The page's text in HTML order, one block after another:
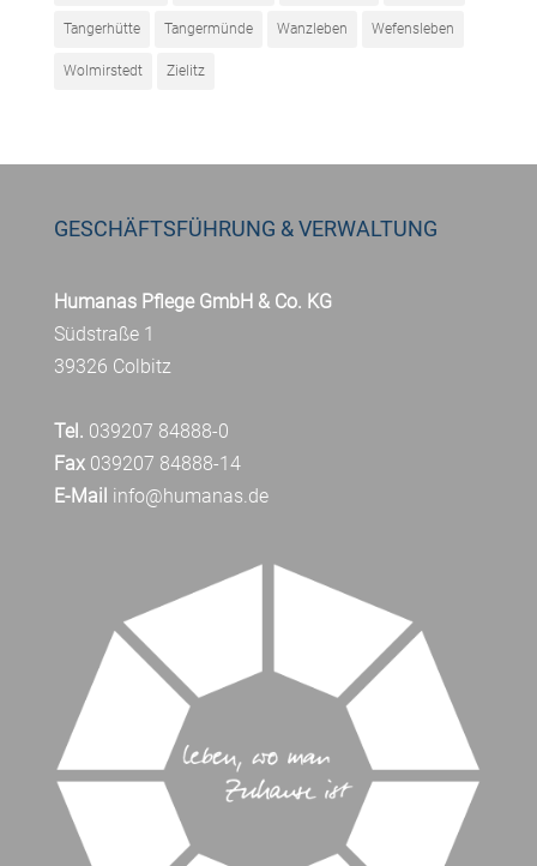
Tangerhütte Tangermünde Wanzleben Wefensleben
Wolmirstedt Zielitz
GESCHÄFTSFÜHRUNG & VERWALTUNG
Humanas Pflege GmbH & Co. KG
Südstraße 1
39326 Colbitz
Tel. 039207 84888-0
Fax039207 84888-14
E-Mail info@humanas.de